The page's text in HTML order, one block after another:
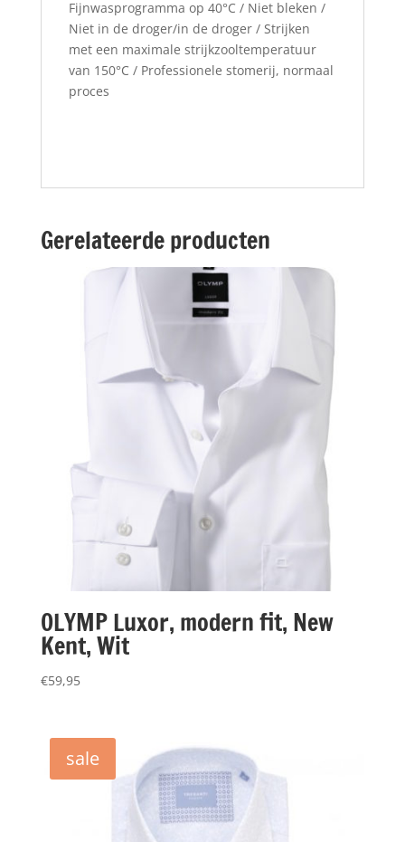
Fijnwasprogramma op 40°C / Niet bleken /
Niet in de droger/in de droger / Strijken
met een maximale strijkzooltemperatuur
van 150°C / Professionele stomerij, normaal
proces
Gerelateerde producten
OLYMP Luxor, modern fit, New
Kent, Wit
€59,95
sale